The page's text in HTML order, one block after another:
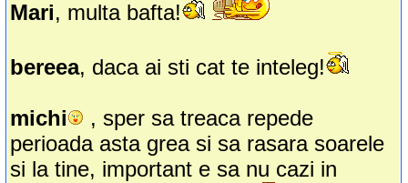
Mari, multa bafta!
bereea, daca ai sti cat te inteleg!
michi
, sper sa treaca repede
perioada asta grea si sa rasara soarele
si la tine, important e sa nu cazi in